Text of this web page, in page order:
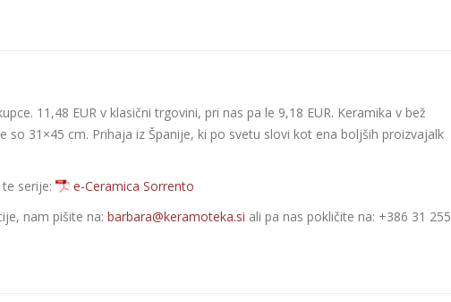
11,48 EUR v klasični trgovini, pri nas pa le 9,18 EUR. Keramika v bež
31×45 cm. Prihaja iz Španije, ki po svetu slovi kot ena boljših proizvajalk
serije:
e-Ceramica Sorrento
nam pišite na: barbara@keramoteka.si ali pa nas pokličite na: +386 31 255